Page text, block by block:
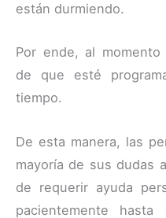
están durmiendo.
Por ende, al
de que esté
tiempo.
De esta manera, las
mayoría de sus dudas
de requerir ayuda
pacientemente